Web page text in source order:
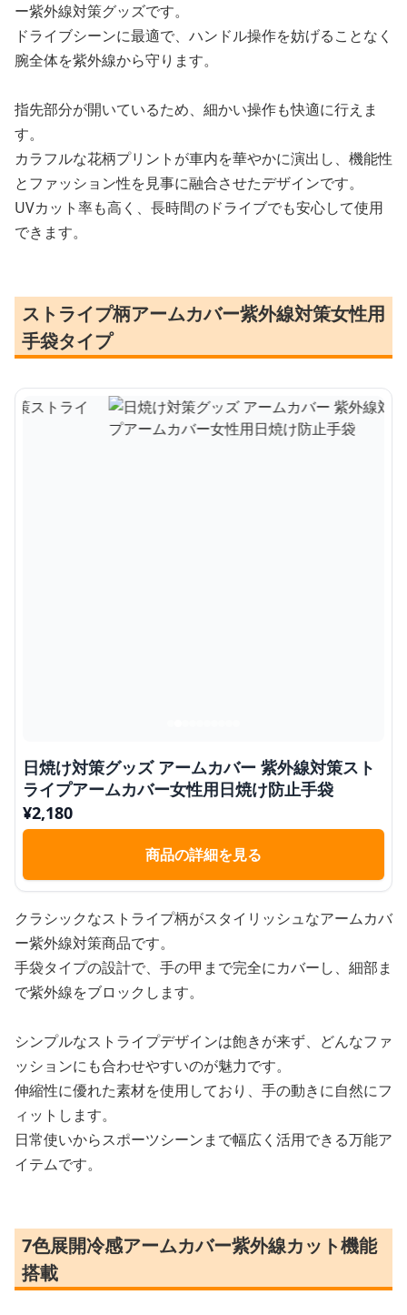
ー紫外線対策グッズです。
ドライブシーンに最適で、ハンドル操作を妨げることなく
腕全体を紫外線から守ります。
指先部分が開いているため、細かい操作も快適に行えま
す。
カラフルな花柄プリントが車内を華やかに演出し、機能性
とファッション性を見事に融合させたデザインです。
UVカット率も高く、長時間のドライブでも安心して使用
できます。
ストライプ柄アームカバー紫外線対策女性用
手袋タイプ
日焼け対策グッズ アームカバー 紫外線対策スト
ライプアームカバー女性用日焼け防止手袋
¥2,180
商品の詳細を見る
クラシックなストライプ柄がスタイリッシュなアームカバ
ー紫外線対策商品です。
手袋タイプの設計で、手の甲まで完全にカバーし、細部ま
で紫外線をブロックします。
シンプルなストライプデザインは飽きが来ず、どんなファ
ッションにも合わせやすいのが魅力です。
伸縮性に優れた素材を使用しており、手の動きに自然にフ
ィットします。
日常使いからスポーツシーンまで幅広く活用できる万能ア
イテムです。
7色展開冷感アームカバー紫外線カット機能
搭載